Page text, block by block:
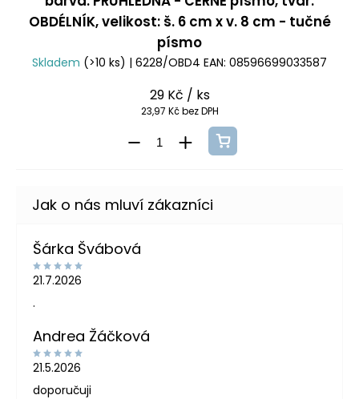
OBDÉLNÍK, velikost: š. 6 cm x v. 8 cm - tučné
písmo
Skladem (>10 ks) | 6228/OBD4 EAN: 08596699033587
29 Kč / ks
23,97 Kč bez DPH
Šárka Švábová
21.7.2026
.
Andrea Žáčková
21.5.2026
doporučuji